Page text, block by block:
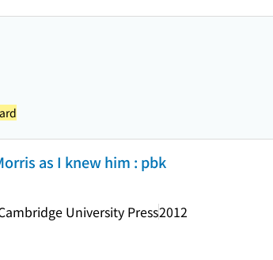
as I knew him : pbk
University Press2012